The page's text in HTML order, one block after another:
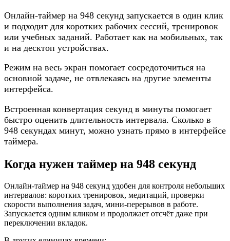
Онлайн-таймер на 948 секунд запускается в один клик
и подходит для коротких рабочих сессий, тренировок
или учебных заданий. Работает как на мобильных, так
и на десктоп устройствах.
Режим на весь экран помогает сосредоточиться на
основной задаче, не отвлекаясь на другие элементы
интерфейса.
Встроенная конвертация секунд в минуты помогает
быстро оценить длительность интервала. Сколько в
948 секундах минут, можно узнать прямо в интерфейсе
таймера.
Когда нужен таймер на 948 секунд
Онлайн-таймер на 948 секунд удобен для контроля небольших
интервалов: коротких тренировок, медитаций, проверки
скорости выполнения задач, мини-перерывов в работе.
Запускается одним кликом и продолжает отсчёт даже при
переключении вкладок.